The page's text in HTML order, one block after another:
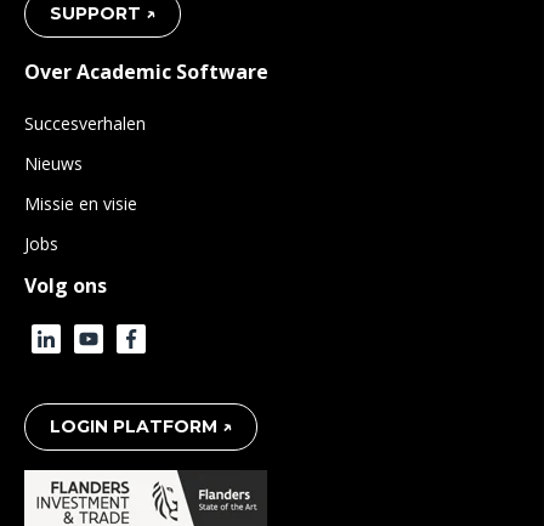
SUPPORT ↗
Over Academic Software
Succesverhalen
Nieuws
Missie en visie
Jobs
Volg ons
LOGIN PLATFORM ↗